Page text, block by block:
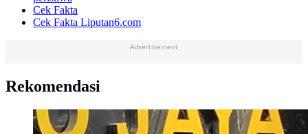
Cek Fakta
Cek Fakta Liputan6.com
Advertisement
Rekomendasi